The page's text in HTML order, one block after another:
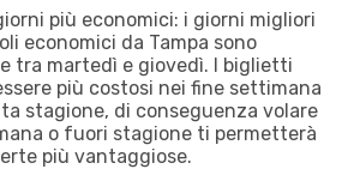
più economici: i giorni migliori
economici da Tampa sono
tra martedì e giovedì. I biglietti
più costosi nei fine settimana
stagione, di conseguenza volare
o fuori stagione ti permetterà
più vantaggiose.